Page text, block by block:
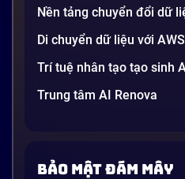
người […]
21 phút
Nền tảng chuyển đổi dữ
Di chuyển dữ liệu với
Trí tuệ nhân tạo tạo sinh
Trung tâm AI Renova
Bảo mật đám mây